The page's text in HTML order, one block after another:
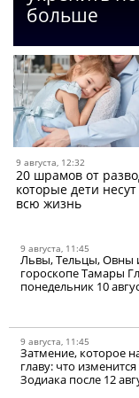
больше
9 августа, 12:32
20 шрамов от
которые дети
всю жизнь
9 августа, 11:45
Львы, Тельцы, Овны
гороскопе Тамары
понедельник 10
9 августа, 11:45
Затмение, которое
главу: что
Зодиака после 12